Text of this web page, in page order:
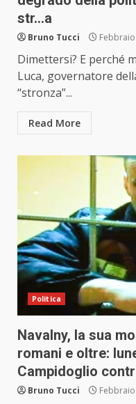
str…a
Bruno Tucci
Dimettersi? E perché
Luca, governatore
“stronza”...
Read More
Politica
Navalny, la sua
romani e oltre:
Campidoglio
Bruno Tucci